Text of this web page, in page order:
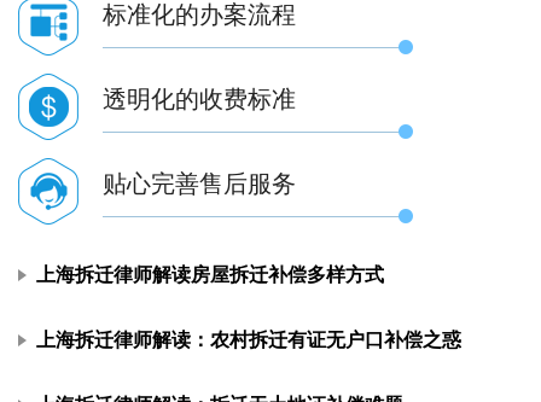
标准化的办案流程
透明化的收费标准
贴心完善售后服务
上海拆迁律师解读房屋拆迁补偿多样方式
上海拆迁律师解读：农村拆迁有证无户口补偿之惑